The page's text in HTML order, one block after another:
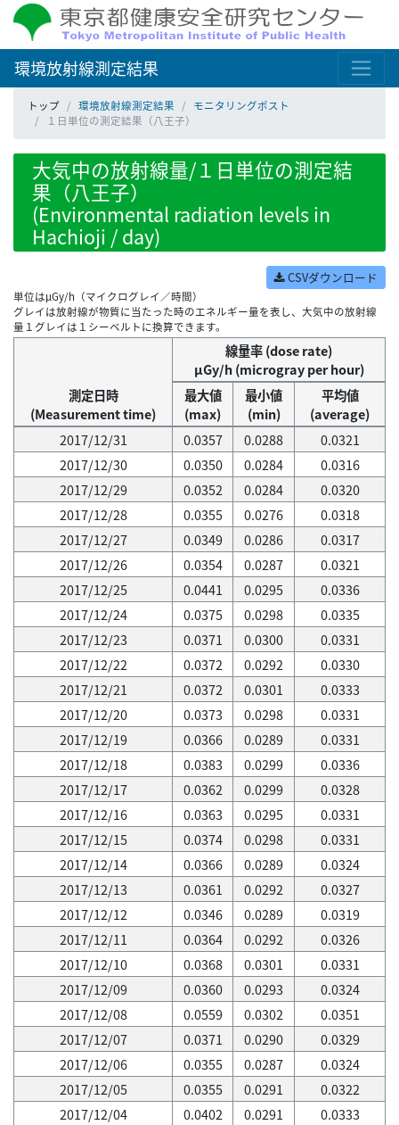
環境放射線測定結果
トップ 環境放射線測定結果
モニタリングポスト
１日単位の測定結果（八王子）
大気中の放射線量/１日単位の測定結
果（八王子）
(Environmental radiation levels in
Hachioji / day)
CSVダウンロード
単位はμGy/h（マイクログレイ／時間）
グレイは放射線が物質に当たった時のエネルギー量を表し、大気中の放射線
量１グレイは１シーベルトに換算できます。
測定日時
(Measurement time)
線量率 (dose rate)
μGy/h (microgray per hour)
最大値
(max)
最小値
(min)
平均値
(average)
2017/12/31
0.0357 0.0288
0.0321
2017/12/30
0.0350 0.0284
0.0316
2017/12/29
0.0352 0.0284
0.0320
2017/12/28
0.0355 0.0276
0.0318
2017/12/27
0.0349 0.0286
0.0317
2017/12/26
0.0354 0.0287
0.0321
2017/12/25
0.0441 0.0295
0.0336
2017/12/24
0.0375 0.0298
0.0335
2017/12/23
0.0371 0.0300
0.0331
2017/12/22
0.0372 0.0292
0.0330
2017/12/21
0.0372 0.0301
0.0333
2017/12/20
0.0373 0.0298
0.0331
2017/12/19
0.0366 0.0289
0.0331
2017/12/18
0.0383 0.0299
0.0336
2017/12/17
0.0362 0.0299
0.0328
2017/12/16
0.0363 0.0295
0.0331
2017/12/15
0.0374 0.0298
0.0331
2017/12/14
0.0366 0.0289
0.0324
2017/12/13
0.0361 0.0292
0.0327
2017/12/12
0.0346 0.0289
0.0319
2017/12/11
0.0364 0.0292
0.0326
2017/12/10
0.0368 0.0301
0.0331
2017/12/09
0.0360 0.0293
0.0324
2017/12/08
0.0559 0.0302
0.0351
2017/12/07
0.0371 0.0290
0.0329
2017/12/06
0.0355 0.0287
0.0324
2017/12/05
0.0355 0.0291
0.0322
2017/12/04
0.0402 0.0291
0.0333